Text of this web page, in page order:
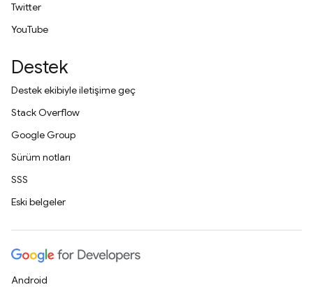
Twitter
YouTube
Destek
Destek ekibiyle iletişime geç
Stack Overflow
Google Group
Sürüm notları
SSS
Eski belgeler
Android